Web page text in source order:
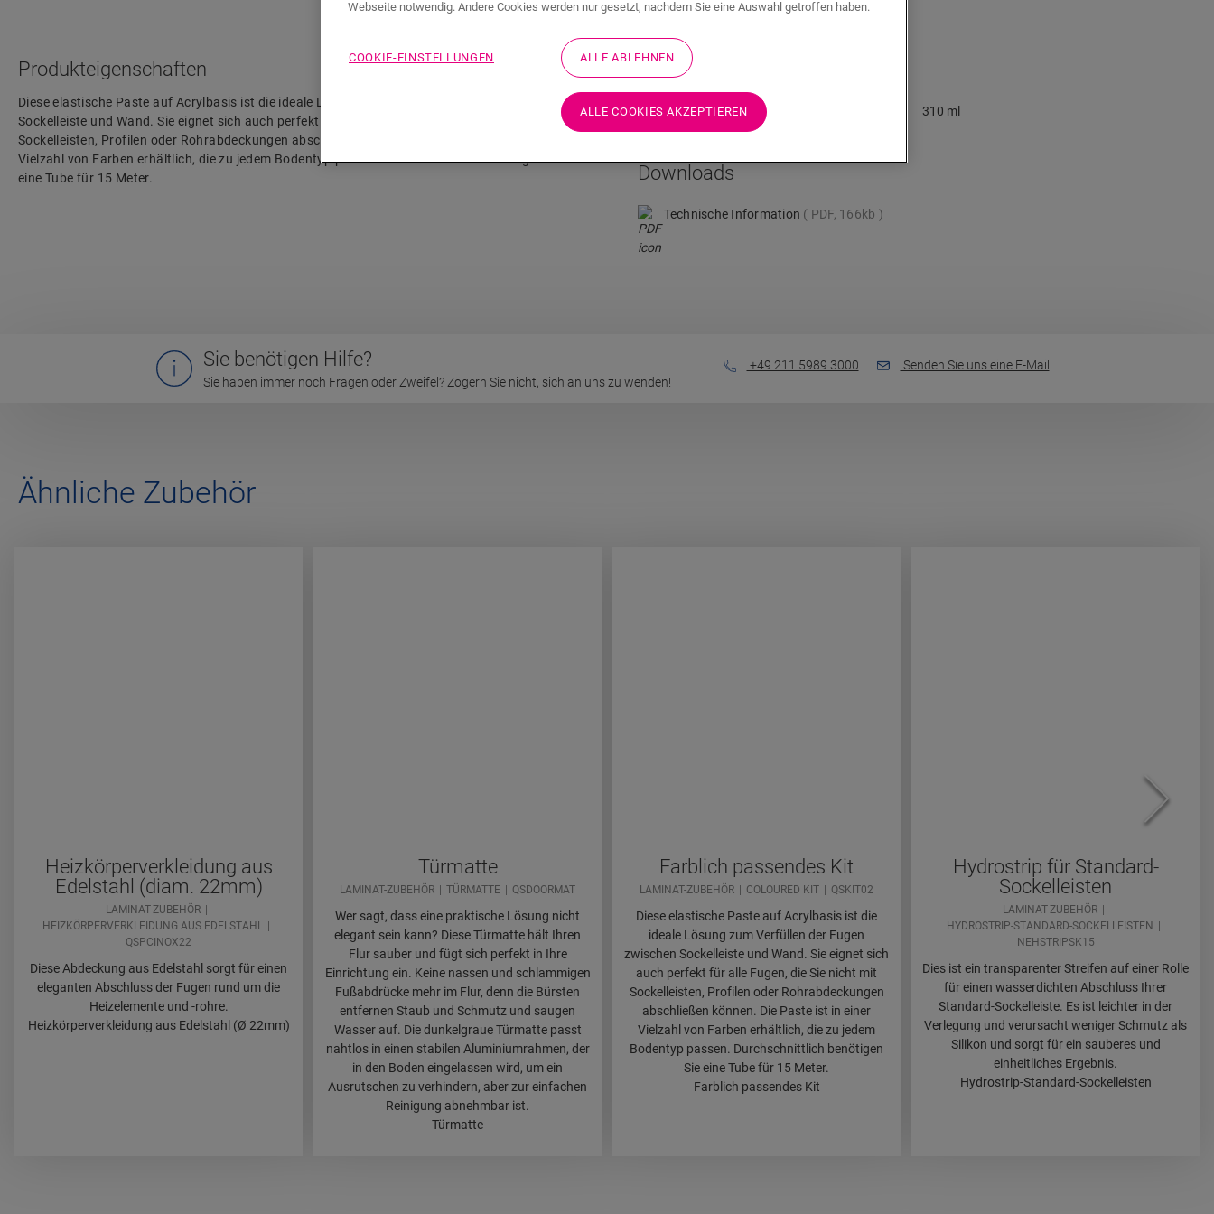
Produkteigenschaften
Diese elastische Paste auf Acrylbasis ist die ideale Lösung zum Verfüllen der Fugen zwischen
Sockelleiste und Wand. Sie eignet sich auch perfekt für alle Fugen, die Sie nicht mit
Sockelleisten, Profilen oder Rohrabdeckungen abschließen können. Die Paste ist in einer
Vielzahl von Farben erhältlich, die zu jedem Bodentyp passen. Durchschnittlich benötigen Sie
eine Tube für 15 Meter.
Technische Daten
Details zum Produkt 310 ml
Downloads
Technische Information PDF, 166kb
Sie benötigen Hilfe?
Sie haben immer noch Fragen oder Zweifel? Zögern Sie nicht, sich an uns zu wenden!
+49 211 5989 3000 Senden Sie uns eine E-Mail
Ähnliche Zubehör
Heizkörperverkleidung aus
Edelstahl (diam. 22mm)
LAMINAT-ZUBEHÖR
HEIZKÖRPERVERKLEIDUNG AUS EDELSTAHL
QSPCINOX22
Diese Abdeckung aus Edelstahl sorgt für einen
eleganten Abschluss der Fugen rund um die
Heizelemente und -rohre.
Heizkörperverkleidung aus Edelstahl (Ø 22mm)
Türmatte
LAMINAT-ZUBEHÖR TÜRMATTE QSDOORMAT
Wer sagt, dass eine praktische Lösung nicht
elegant sein kann? Diese Türmatte hält Ihren
Flur sauber und fügt sich perfekt in Ihre
Einrichtung ein. Keine nassen und schlammigen
Fußabdrücke mehr im Flur, denn die Bürsten
entfernen Staub und Schmutz und saugen
Wasser auf. Die dunkelgraue Türmatte passt
nahtlos in einen stabilen Aluminiumrahmen, der
in den Boden eingelassen wird, um ein
Ausrutschen zu verhindern, aber zur einfachen
Reinigung abnehmbar ist.
Türmatte
Farblich passendes Kit
LAMINAT-ZUBEHÖR COLOURED KIT QSKIT02
Diese elastische Paste auf Acrylbasis ist die
ideale Lösung zum Verfüllen der Fugen
zwischen Sockelleiste und Wand. Sie eignet sich
auch perfekt für alle Fugen, die Sie nicht mit
Sockelleisten, Profilen oder Rohrabdeckungen
abschließen können. Die Paste ist in einer
Vielzahl von Farben erhältlich, die zu jedem
Bodentyp passen. Durchschnittlich benötigen
Sie eine Tube für 15 Meter.
Farblich passendes Kit
Hydrostrip für Standard-
Sockelleisten
LAMINAT-ZUBEHÖR
HYDROSTRIP-STANDARD-SOCKELLEISTEN
NEHSTRIPSK15
Dies ist ein transparenter Streifen auf einer Rolle
für einen wasserdichten Abschluss Ihrer
Standard-Sockelleiste. Es ist leichter in der
Verlegung und verursacht weniger Schmutz als
Silikon und sorgt für ein sauberes und
einheitliches Ergebnis.
Hydrostrip-Standard-Sockelleisten
Webseite notwendig. Andere Cookies werden nur gesetzt, nachdem Sie eine Auswahl getroffen haben.
COOKIE-EINSTELLUNGEN ALLE ABLEHNEN
ALLE COOKIES AKZEPTIEREN